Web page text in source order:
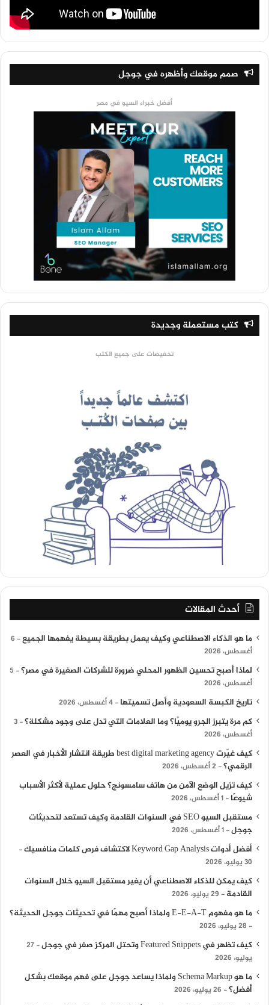
صمم موقعك وأظهره في جوجل
أفضل خبراء السيو في مصر
كتب مستعملة وجديدة
تخفيضات على جميع الكتب
أحدث المقالات
ما هو الذكاء الاصطناعي وكيف يعمل بطريقة بسيطة يفهمها الجميع
6
أغسطس، 2026
لماذا أصبح تحسين الظهور المحلي ضرورة للشركات الصغيرة في مصر؟
5
أغسطس، 2026
تاريخ الكبسة السعودية وأصل تسميتها 4 أغسطس، 2026
كم مرة يتبرز الجرو يوميًا؟ وما العلامات التي تدل على وجود مشكلة؟ 3
أغسطس، 2026
كيف غيّرت best digital marketing agency طريقة انتشار الأخبار في العصر
الرقمي؟ 2 أغسطس، 2026
كيف تزيل الوضع الآمن من هاتف سامسونج؟ حلول عملية لأكثر الأسباب
شيوعًا
1 أغسطس، 2026
مستقبل السيو SEO في السنوات القادمة وكيف تستعد لتحديثات
جوجل 1 أغسطس، 2026
أفضل أدوات Keyword Gap Analysis لاكتشاف فرص كلمات منافسيك
30 يوليو، 2026
كيف يمكن للذكاء الاصطناعي أن يغير مستقبل السيو خلال السنوات
القادمة
29 يوليو، 2026
ما هو مفهوم E-E-A-T ولماذا أصبح مهمًا في تحديثات جوجل الحديثة؟
28 يوليو، 2026
كيف تظهر في Featured Snippets وتحتل المركز صفر في جوجل
27
يوليو، 2026
ما هو Schema Markup ولماذا يساعد جوجل على فهم موقعك بشكل
أفضل؟
26 يوليو، 2026